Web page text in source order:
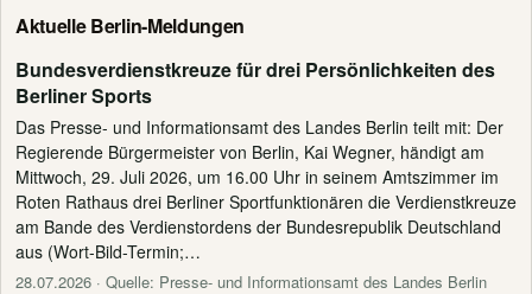
Aktuelle Berlin-Meldungen
Bundesverdienstkreuze für drei Persönlichkeiten des
Berliner Sports
Das Presse- und Informationsamt des Landes Berlin teilt mit: Der
Regierende Bürgermeister von Berlin, Kai Wegner, händigt am
Mittwoch, 29. Juli 2026, um 16.00 Uhr in seinem Amtszimmer im
Roten Rathaus drei Berliner Sportfunktionären die Verdienstkreuze
am Bande des Verdienstordens der Bundesrepublik Deutschland
aus (Wort-Bild-Termin;…
28.07.2026 · Quelle: Presse- und Informationsamt des Landes Berlin